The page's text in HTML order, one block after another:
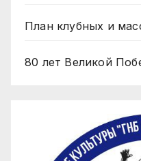
План клубных и
80 лет Великой